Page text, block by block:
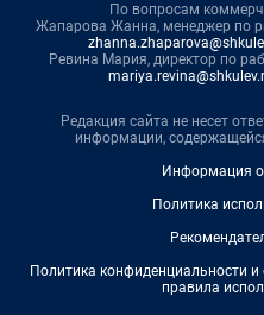
По вопросам
Жапарова Жанна, менеджер по
Ревина Мария, директор по
Редакция сайта не несет
информации,
Информация
Политика
Политика конфиденциальности
правила